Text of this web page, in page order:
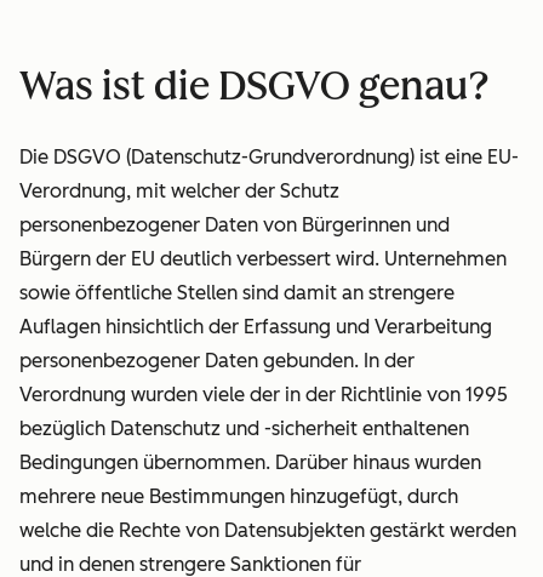
Was ist die DSGVO genau?
Die DSGVO (Datenschutz-Grundverordnung) ist eine EU-
Verordnung, mit welcher der Schutz
personenbezogener Daten von Bürgerinnen und
Bürgern der EU deutlich verbessert wird. Unternehmen
sowie öffentliche Stellen sind damit an strengere
Auflagen hinsichtlich der Erfassung und Verarbeitung
personenbezogener Daten gebunden. In der
Verordnung wurden viele der in der Richtlinie von 1995
bezüglich Datenschutz und -sicherheit enthaltenen
Bedingungen übernommen. Darüber hinaus wurden
mehrere neue Bestimmungen hinzugefügt, durch
welche die Rechte von Datensubjekten gestärkt werden
und in denen strengere Sanktionen für